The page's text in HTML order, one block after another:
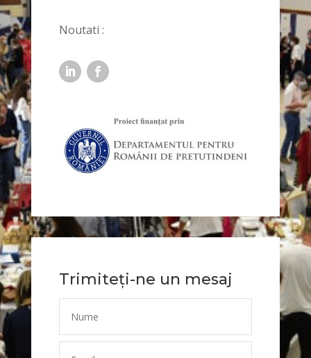
Noutati :
Trimiteți-ne un mesaj